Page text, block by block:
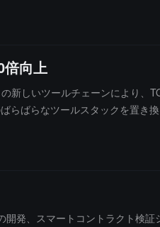
倍向上
新しいツールチェーンにより、
らばらなツールスタックを置き
発、スマートコントラクト検